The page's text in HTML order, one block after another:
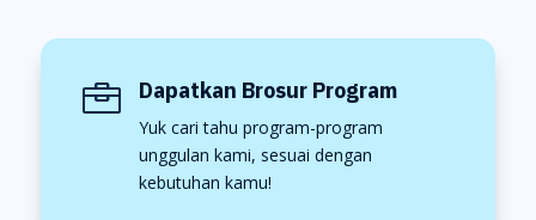
 Dapatkan Brosur Program
Yuk cari tahu program-program
unggulan kami, sesuai dengan
kebutuhan kamu!